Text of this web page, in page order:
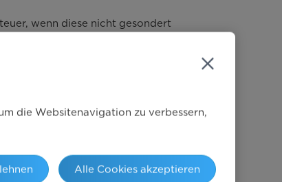
wenn diese nicht gesondert
(z.B. Montage, Einbau) sowie alle
ein.
ggf. vereinbarten Abnahme) sowie
gewährt uns der Verkäufer 3% Skonto
vor Ablauf der Zahlungsfrist bei
die Websitenavigation zu verbessern,
Alle Cookies akzeptieren